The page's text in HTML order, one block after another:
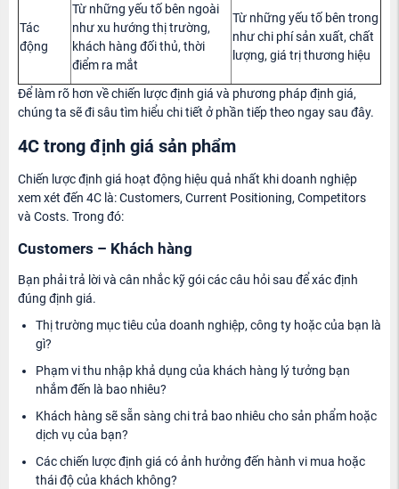
Tác
động
Từ những yếu tố bên ngoài
như xu hướng thị trường,
khách hàng đối thủ, thời
điểm ra mắt
Từ những yếu tố bên trong
như chi phí sản xuất, chất
lượng, giá trị thương hiệu
Để làm rõ hơn về chiến lược định giá và phương pháp định giá,
chúng ta sẽ đi sâu tìm hiểu chi tiết ở phần tiếp theo ngay sau đây.
4C trong định giá sản phẩm
Chiến lược định giá hoạt động hiệu quả nhất khi doanh nghiệp
xem xét đến 4C là: Customers, Current Positioning, Competitors
và Costs. Trong đó:
Customers – Khách hàng
Bạn phải trả lời và cân nhắc kỹ gói các câu hỏi sau để xác định
đúng định giá.
Thị trường mục tiêu của doanh nghiệp, công ty hoặc của bạn là
gì?
Phạm vi thu nhập khả dụng của khách hàng lý tưởng bạn
nhắm đến là bao nhiêu?
Khách hàng sẽ sẵn sàng chi trả bao nhiêu cho sản phẩm hoặc
dịch vụ của bạn?
Các chiến lược định giá có ảnh hưởng đến hành vi mua hoặc
thái độ của khách không?